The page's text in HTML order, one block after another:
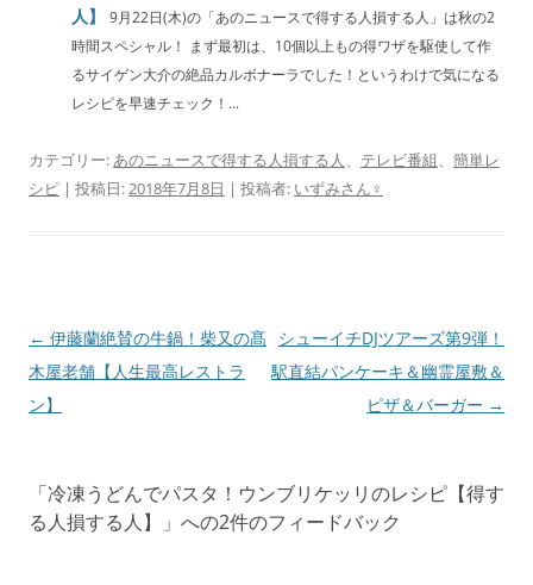
人】
9月22日(木)の「あのニュースで得する人損する人」は秋の2
時間スペシャル！ まず最初は、10個以上もの得ワザを駆使して作
るサイゲン大介の絶品カルボナーラでした！というわけで気になる
レシピを早速チェック！...
カテゴリー:あのニュースで得する人損する人、 テレビ番組、 簡単レ
シピ | 投稿日:2018年7月8日 | 投稿者: いずみさん♀
投
稿
ナ
シ
← 伊藤蘭絶賛の牛鍋！柴又の髙
木屋老舗【人生最高レストラ
ン】
シューイチDJツアーズ第9弾！
駅直結パンケーキ＆幽霊屋敷＆
ピザ＆バーガー →
「冷凍うどんでパスタ！ウンブリケッリのレシピ【得す
る人損する人】
」への2件のフィードバック